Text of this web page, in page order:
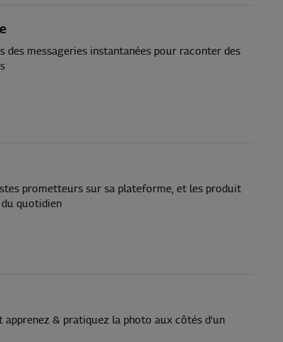
des messageries instantanées pour raconter des
prometteurs sur sa plateforme, et les produit
du quotidien
apprenez & pratiquez la photo aux côtés d'un